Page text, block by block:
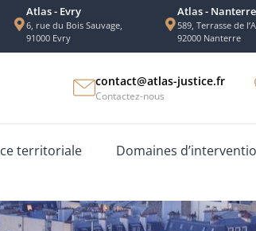
Atlas - Evry
6, rue du Bois Sauvage,
91000 Evry
Atlas - Nanterre
589, Terrasse de
92000 Nanterre
contact@atlas-justice.fr
Contactez-nous
territoriale Domaines